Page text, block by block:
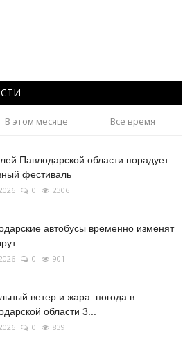
В этом месяце Все время
Павлодарской области порадует
фестиваль
0 2306
автобусы временно изменят
0 901
ветер и жара: погода в
области 3...
0 839